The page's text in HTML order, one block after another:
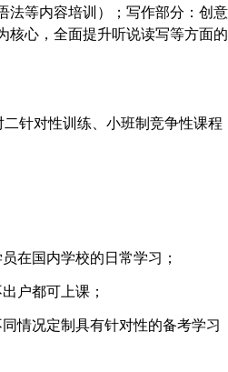
法等内容培训）；写作部分：创意
核心，全面提升听说读写等方面的
二针对性训练、小班制竞争性课程
在国内学校的日常学习；
户都可上课；
情况定制具有针对性的备考学习